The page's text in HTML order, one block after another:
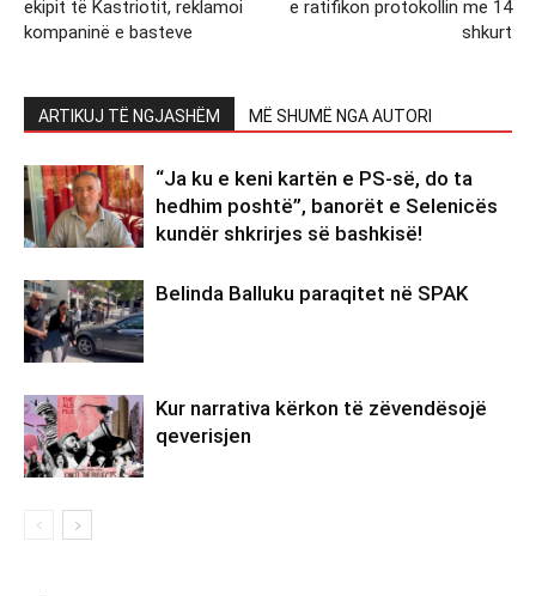
ekipit të Kastriotit, reklamoi
kompaninë e basteve
e ratifikon protokollin me 14
shkurt
ARTIKUJ TË NGJASHËM MË SHUMË NGA AUTORI
“Ja ku e keni kartën e PS-së, do ta
hedhim poshtë”, banorët e Selenicës
kundër shkrirjes së bashkisë!
Belinda Balluku paraqitet në SPAK
Kur narrativa kërkon të zëvendësojë
qeverisjen